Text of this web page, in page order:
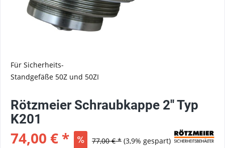
Für Sicherheits-
Standgefäße 50Z und 50ZI
Rötzmeier Schraubkappe 2'' Typ
K201
74,00 € * 77,00 € * (3,9% gespart)